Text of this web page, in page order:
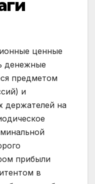
ценные
денежные
предметом
и
держателей на
прибыли
в